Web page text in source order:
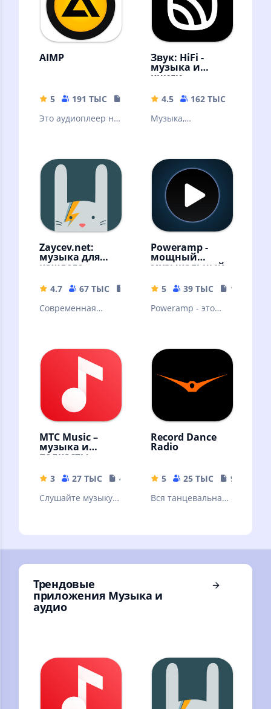
AIMP
5 191 ТЫС
19.34 MB
Это аудиоплеер на
Android
Звук: HiFi -
музыка и
книги
4.5 162 ТЫС
Музыка,
интернета!
Скачивайте песни
и слушайте
оффлайн
Zaycev.net:
музыка для
каждого
4.7 67 ТЫС
54.18 MB
Современная
Poweramp -
мощный
музыкальный
5 39 ТЫС
18.69 MB
Poweramp - это
Андроида.
Пробная версия
МТС Music –
музыка и
подкасты
3 27 ТЫС
41 MB
Слушайте музыку и
интернета!
Record Dance
Radio
5 25 ТЫС
9.39 MB
Вся танцевальная
Трендовые
приложения Музыка и
аудио